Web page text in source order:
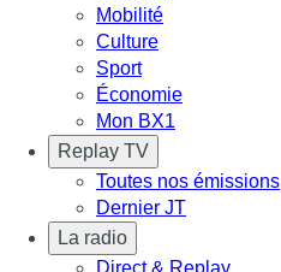
Mobilité
Culture
Sport
Économie
Mon BX1
Replay TV
Toutes nos émissions
Dernier JT
La radio
Direct & Replay